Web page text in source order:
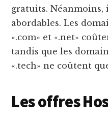
gratuits. Néanmoins,
abordables. Les
«.com» et «.net»
tandis que les
«.tech» ne coûtent
Les offres